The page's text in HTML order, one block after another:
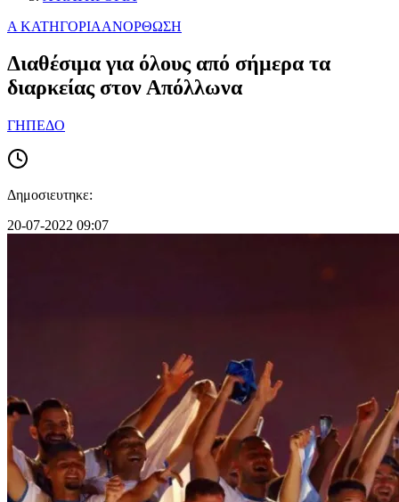
Α ΚΑΤΗΓΟΡΙΑΑΝΟΡΘΩΣΗ
Διαθέσιμα για όλους από σήμερα τα
διαρκείας στον Απόλλωνα
ΓΗΠΕΔΟ
Δημοσιευτηκε:
20-07-2022 09:07